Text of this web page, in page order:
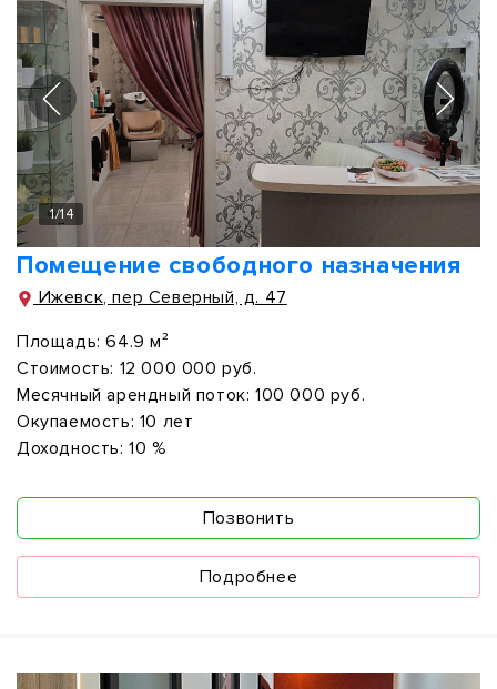
1/14
Помещение свободного назначения
Ижевск, пер Северный, д. 47
Площадь: 64.9 м²
Стоимость: 12 000 000 руб.
Месячный арендный поток: 100 000 руб.
Окупаемость: 10 лет
Доходность: 10 %
Позвонить
Подробнее